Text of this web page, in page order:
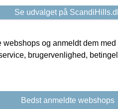
Se udvalget på
og anmeldt dem
brugervenlighed,
Bedst anmeldte webshops